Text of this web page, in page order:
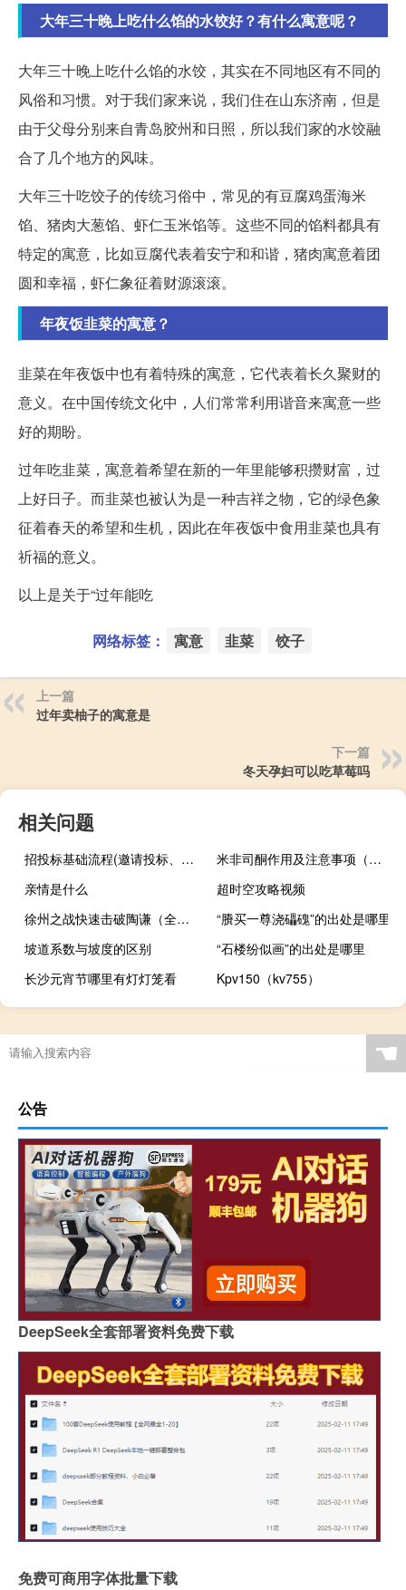
大年三十晚上吃什么馅的水饺好？有什么寓意呢？
大年三十晚上吃什么馅的水饺，其实在不同地区有不同的
风俗和习惯。对于我们家来说，我们住在山东济南，但是
由于父母分别来自青岛胶州和日照，所以我们家的水饺融
合了几个地方的风味。
大年三十吃饺子的传统习俗中，常见的有豆腐鸡蛋海米
馅、猪肉大葱馅、虾仁玉米馅等。这些不同的馅料都具有
特定的寓意，比如豆腐代表着安宁和和谐，猪肉寓意着团
圆和幸福，虾仁象征着财源滚滚。
年夜饭韭菜的寓意？
韭菜在年夜饭中也有着特殊的寓意，它代表着长久聚财的
意义。在中国传统文化中，人们常常利用谐音来寓意一些
好的期盼。
过年吃韭菜，寓意着希望在新的一年里能够积攒财富，过
上好日子。而韭菜也被认为是一种吉祥之物，它的绿色象
征着春天的希望和生机，因此在年夜饭中食用韭菜也具有
祈福的意义。
以上是关于“过年能吃
网络标签： 寓意 韭菜 饺子
上一篇
过年卖柚子的寓意是
下一篇
冬天孕妇可以吃草莓吗
相关问题
招投标基础流程(邀请投标、文件评审、合同签订、验收和支付)
米非司酮作用及注意事项（米非司酮作用）
亲情是什么
超时空攻略视频
徐州之战快速击破陶谦（全面战争三国陶谦让徐州事件触发条件）
“賸买一尊浇礧磈”的出处是哪里
坡道系数与坡度的区别
“石楼纷似画”的出处是哪里
长沙元宵节哪里有灯灯笼看
Kpv150（kv755）
什么叫英国语言课程
☚
公告
DeepSeek全套部署资料免费下载
免费可商用字体批量下载